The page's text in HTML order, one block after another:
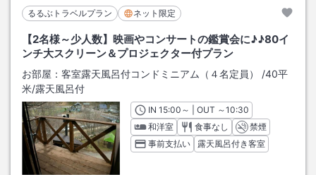
るるぶトラベルプラン ネット限定
【2名様～少人数】映画やコンサートの鑑賞会に♪♪80イ
ンチ大スクリーン＆プロジェクター付プラン
お部屋： 客室露天風呂付コンドミニアム（４名定員） /40平
米/露天風呂付
INチェックイン
15:00 ～ | OUT チェックアウト
～10:30
和洋室
食事なし
禁煙
事前支払い
露天風呂付き客室